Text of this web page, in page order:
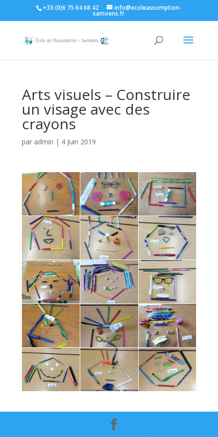
+33 (0)6 75 64 68 42 info@ecoleassomption-
samoens.fr
Arts visuels – Construire
un visage avec des
crayons
par admin | 4 Juin 2019